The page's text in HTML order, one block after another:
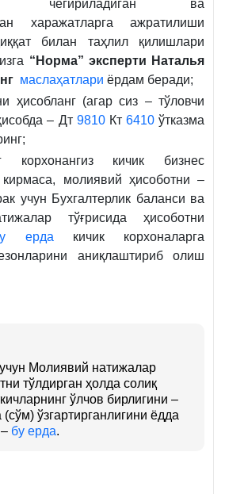
чегириладиган ва
харажатларга ажратилиши
билан таҳлил қилишлари
“Норма” эксперти Наталья
маслаҳатлари ёрдам беради;
ҳисобланг (агар сиз – тўловчи
– Дт 9810Кт 6410ўтказма
корхонангиз кичик бизнес
кирмаса, молиявий ҳисоботни –
учун Бухгалтерлик баланси ва
тўғрисида ҳисоботни
ерда кичик корхоналарга
аниқлаштириб олиш
Молиявий натижалар
тўлдирган ҳолда солиқ
ўлчов бирлигини –
ўзгартирганлигини ёдда
бу ерда.